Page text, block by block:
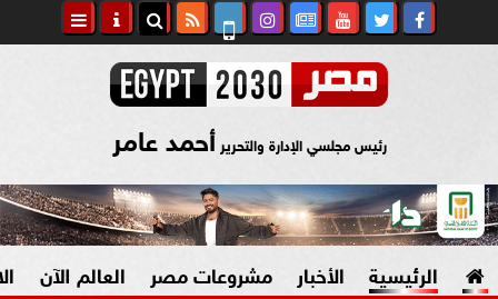
رئيس مجلسي الإدارة والتحرير أحمد عامر
الرئيسية الأخبار مشروعات مصر العالم الآن